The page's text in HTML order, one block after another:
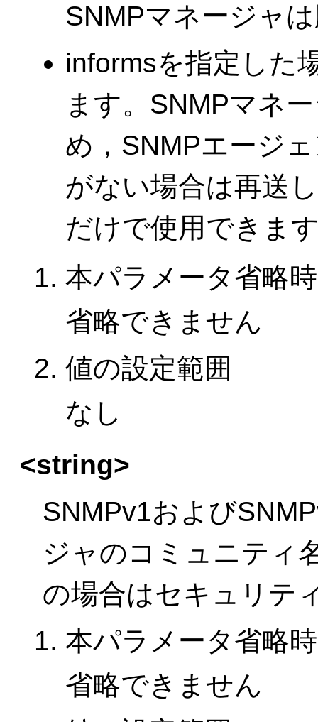
SNMPマネージャ
informsを指定した
ます。SNMPマネ
め，SNMPエージ
がない場合は再送
だけで使用できま
本パラメータ省略
省略できません
値の設定範囲
なし
<string>
SNMPv1および
ジャのコミュニティ
の場合はセキュリテ
本パラメータ省略
省略できません